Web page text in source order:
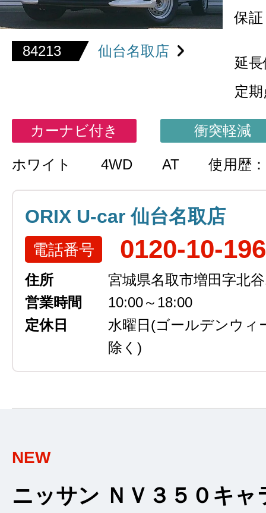
84213 仙台名取店
保証
延
定
カーナビ付き 衝突軽減
ホワイト 4WD AT 使用歴
ORIX U-car 仙台名取店
電話番号 0120-10-
住所
宮城県名取市増田字北
営業時間
10:00～18:00
定休日
水曜日 (ゴールデンウィ
除く)
NEW
ニッサン ＮＶ３５０キ